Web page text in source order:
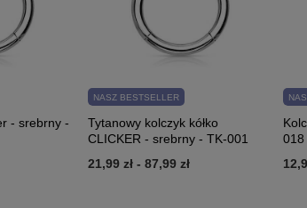
- srebrny -
NASZ BESTSELLER
Tytanowy kolczyk kółko
CLICKER - srebrny - TK-001
21,99 zł - 87,99 zł
018